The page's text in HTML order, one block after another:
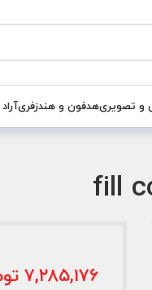
و تصویریهدفون و هندزفری
۷,۲۸۵,۱۷۶